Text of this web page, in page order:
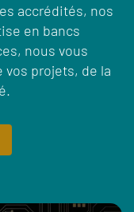
accrédités, nos
en bancs
nous vous
vos projets, de la